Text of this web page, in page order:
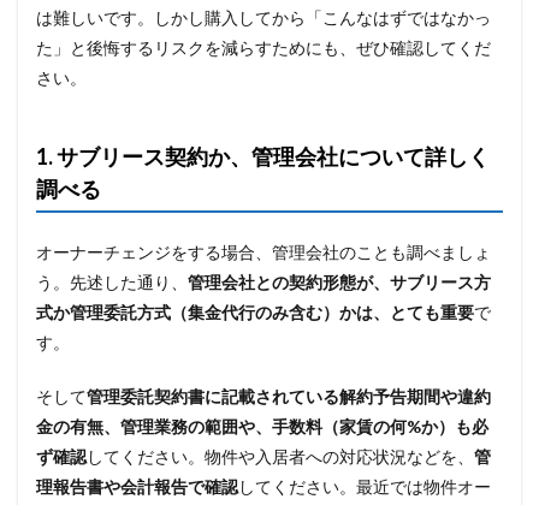
は難しいです。しかし購入してから「こんなはずではなかっ
た」と後悔するリスクを減らすためにも、ぜひ確認してくだ
さい。
1. サブリース契約か、管理会社について詳しく
調べる
オーナーチェンジをする場合、管理会社のことも調べましょ
う。先述した通り、 管理会社との契約形態が、サブリース方
式か管理委託方式（集金代行のみ含む）かは、とても重要で
す。
そして管理委託契約書に記載されている解約予告期間や違約
金の有無、管理業務の範囲や、手数料（家賃の何%か）も必
ず確認してください。物件や入居者への対応状況などを、 管
理報告書や会計報告で確認してください。最近では物件オー